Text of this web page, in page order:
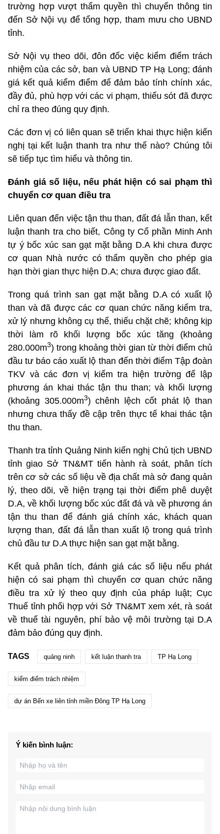
trường hợp vượt thẩm quyền thì chuyển thông tin
đến Sở Nội vụ để tổng hợp, tham mưu cho UBND
tỉnh.
Sở Nội vụ theo dõi, đôn đốc việc kiểm điểm trách
nhiệm của các sở, ban và UBND TP Hạ Long; đánh
giá kết quả kiểm điểm để đảm bảo tính chính xác,
đầy đủ, phù hợp với các vi phạm, thiếu sót đã được
chỉ ra theo đúng quy định.
Các đơn vị có liên quan sẽ triển khai thực hiện kiến
nghị tại kết luận thanh tra như thế nào? Chúng tôi
sẽ tiếp tục tìm hiểu và thông tin.
Đánh giá số liệu, nếu phát hiện có sai phạm thì
chuyển cơ quan điều tra
Liên quan đến việc tận thu than, đất đá lẫn than, kết
luận thanh tra cho biết, Công ty Cổ phần Minh Anh
tự ý bốc xúc san gạt mặt bằng D.A khi chưa được
cơ quan Nhà nước có thẩm quyền cho phép gia
hạn thời gian thực hiện D.A; chưa được giao đất.
Trong quá trình san gạt mặt bằng D.A có xuất lộ
than và đã được các cơ quan chức năng kiểm tra,
xử lý nhưng không cụ thể, thiếu chặt chẽ; không kịp
thời làm rõ khối lượng bốc xúc tăng (khoảng
280.000m3) trong khoảng thời gian từ thời điểm chủ
đầu tư báo cáo xuất lộ than đến thời điểm Tập đoàn
TKV và các đơn vị kiểm tra hiện trường để lập
phương án khai thác tận thu than; và khối lượng
(khoảng 305.000m3) chênh lệch cốt phát lộ than
nhưng chưa thấy đề cập trên thực tế khai thác tận
thu than.
Thanh tra tỉnh Quảng Ninh kiến nghị Chủ tịch UBND
tỉnh giao Sở TN&MT tiến hành rà soát, phân tích
trên cơ sở các số liệu về địa chất mà sở đang quản
lý, theo dõi, về hiện trạng tại thời điểm phê duyệt
D.A, về khối lượng bốc xúc đất đá và về phương án
tận thu than để đánh giá chính xác, khách quan
lượng than, đất đá lẫn than xuất lộ trong quá trình
chủ đầu tư D.A thực hiện san gạt mặt bằng.
Kết quả phân tích, đánh giá các số liệu nếu phát
hiện có sai phạm thì chuyển cơ quan chức năng
điều tra xử lý theo quy định của pháp luật; Cục
Thuế tỉnh phối hợp với Sở TN&MT xem xét, rà soát
về thuế tài nguyên, phí bảo vệ môi trường tại D.A
đảm bảo đúng quy định.
TAGS quảng ninh kết luận thanh tra TP Hạ Long
kiểm điểm trách nhiệm
dự án Bến xe liên tỉnh miền Đông TP Hạ Long
Ý kiến bình luận: